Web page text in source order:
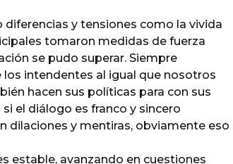
diferencias y tensiones como la vivida
tomaron medidas de fuerza
se pudo superar. Siempre
intendentes al igual que nosotros
hacen sus políticas para con sus
el diálogo es franco y sincero
dilaciones y mentiras, obviamente eso
estable, avanzando en cuestiones